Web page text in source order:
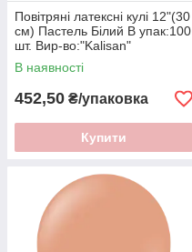
Повітряні латексні кулі 12"(30
см) Пастель Білий В упак:100
шт. Вир-во:"Kalisan"
Туреччина
В наявності
452,50 ₴/упаковка
Купити